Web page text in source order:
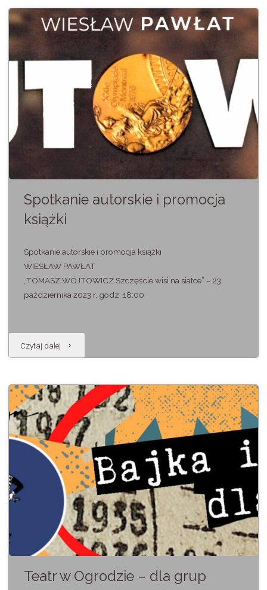
i
przygoda
sztuką"
Spotkanie autorskie i promocja
książki
Spotkanie autorskie i promocja książki
WIESŁAW PAWŁAT
„TOMASZ WÓJTOWICZ Szczęście wisi na siatce” – 23
października 2023 r. godz. 18:00
Czytaj dalej "Spotkanie
promocja
książki"
Teatr w Ogrodzie – dla grup